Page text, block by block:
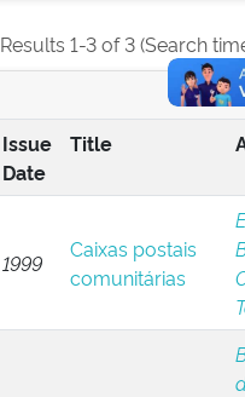
Results 1-3 of 3 (Search
Issue
Date
Title
1999
Caixas postais
comunitárias